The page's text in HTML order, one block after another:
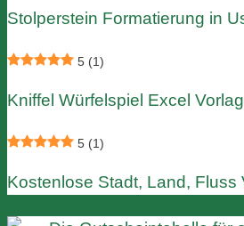
Stolperstein Formatierung in
5 (1)
Kniffel Würfelspiel Excel
5 (1)
Kostenlose Stadt, Land, Fluss